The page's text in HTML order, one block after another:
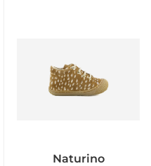
Naturino